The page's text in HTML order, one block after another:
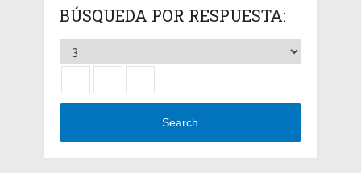
BÚSQUEDA POR RESPUESTA:
Search